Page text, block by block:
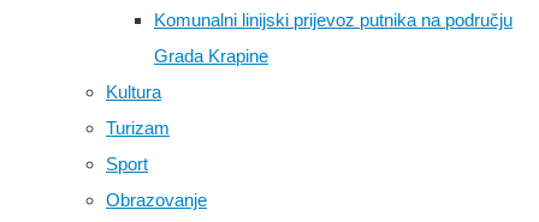
Komunalni linijski prijevoz putnika na području
Grada Krapine
Kultura
Turizam
Sport
Obrazovanje